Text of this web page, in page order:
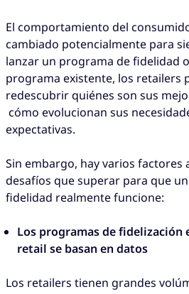
El comportamiento del
cambiado potencialmente para
lanzar un programa de fidelidad
programa existente, los retailers
redescubrir quiénes son sus
cómo evolucionan sus
expectativas.
Sin embargo, hay varios factores
desafíos que superar para que
fidelidad realmente funcione:
Los programas de fidelización
retail se basan en datos
Los retailers tienen grandes